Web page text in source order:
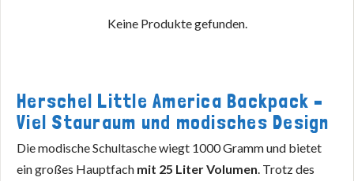
Keine Produkte gefunden.
Herschel Little America Backpack –
Viel Stauraum und modisches Design
Die modische Schultasche wiegt 1000 Gramm und bietet
ein großes Hauptfach mit 25 Liter Volumen. Trotz des